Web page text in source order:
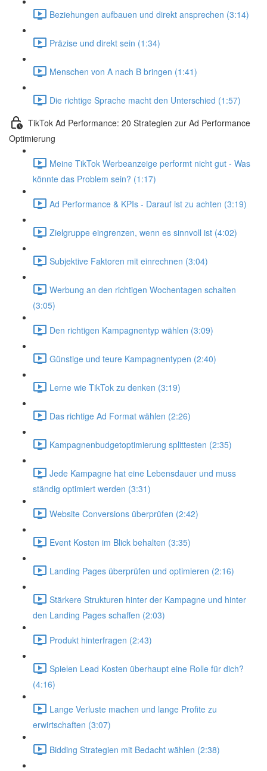
Beziehungen aufbauen und direkt ansprechen (3:14)
Präzise und direkt sein (1:34)
Menschen von A nach B bringen (1:41)
Die richtige Sprache macht den Unterschied (1:57)
TikTok Ad Performance: 20 Strategien zur Ad Performance
Optimierung
Meine TikTok Werbeanzeige performt nicht gut - Was
könnte das Problem sein? (1:17)
Ad Performance & KPIs - Darauf ist zu achten (3:19)
Zielgruppe eingrenzen, wenn es sinnvoll ist (4:02)
Subjektive Faktoren mit einrechnen (3:04)
Werbung an den richtigen Wochentagen schalten
(3:05)
Den richtigen Kampagnentyp wählen (3:09)
Günstige und teure Kampagnentypen (2:40)
Lerne wie TikTok zu denken (3:19)
Das richtige Ad Format wählen (2:26)
Kampagnenbudgetoptimierung splittesten (2:35)
Jede Kampagne hat eine Lebensdauer und muss
ständig optimiert werden (3:31)
Website Conversions überprüfen (2:42)
Event Kosten im Blick behalten (3:35)
Landing Pages überprüfen und optimieren (2:16)
Stärkere Strukturen hinter der Kampagne und hinter
den Landing Pages schaffen (2:03)
Produkt hinterfragen (2:43)
Spielen Lead Kosten überhaupt eine Rolle für dich?
(4:16)
Lange Verluste machen und lange Profite zu
erwirtschaften (3:07)
Bidding Strategien mit Bedacht wählen (2:38)